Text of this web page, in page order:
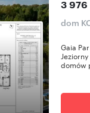
3 976
dom
Gaia
domów